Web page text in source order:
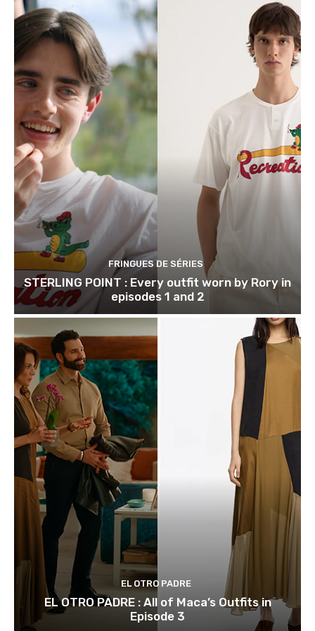
FRINGUES DE SÉRIES
STERLING POINT : Every outfit worn by Rory in
episodes 1 and 2
EL OTRO PADRE
EL OTRO PADRE : All of Maca’s Outfits in
Episode 3